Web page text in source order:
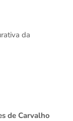
da
de Carvalho